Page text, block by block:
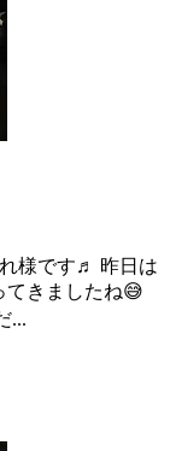
様です♬ 昨日は
てきましたね😅
...